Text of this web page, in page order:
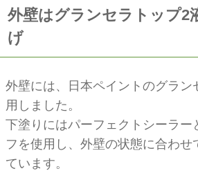
外壁はグランセラトップ2
げ
外壁には、日本ペイントのグラン
用しました。
下塗りにはパーフェクトシーラー
フを使用し、外壁の状態に合わせ
ています。